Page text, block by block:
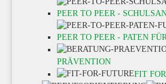
PEER TO PEER -
PEER TO PEER - PATEN
PRÄVENTION
FIT